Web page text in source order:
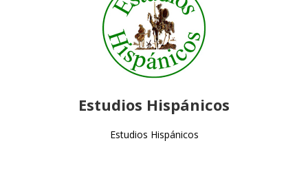
Estudios Hispánicos
Estudios Hispánicos